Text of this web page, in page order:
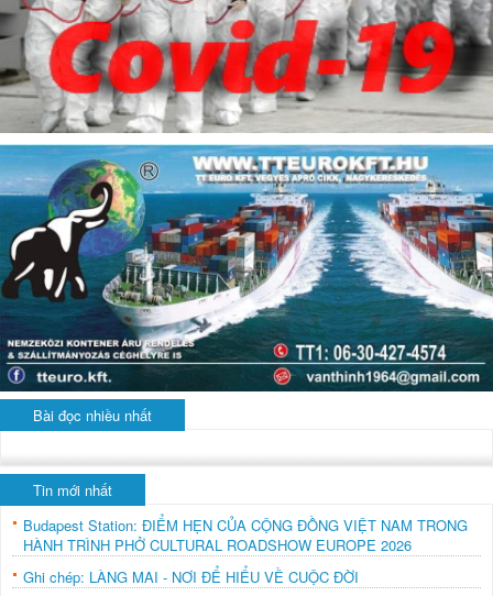
Bài đọc nhiều nhất
Tin mới nhất
Budapest Station: ĐIỂM HẸN CỦA CỘNG ĐỒNG VIỆT NAM TRONG
HÀNH TRÌNH PHỞ CULTURAL ROADSHOW EUROPE 2026
Ghi chép: LÀNG MAI - NƠI ĐỂ HIỂU VỀ CUỘC ĐỜI